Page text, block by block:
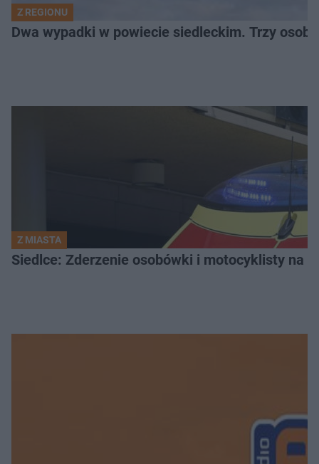
Z REGIONU
Dwa wypadki w powiecie siedleckim. Trzy
Z MIASTA
Siedlce: Zderzenie osobówki i motocyklisty na